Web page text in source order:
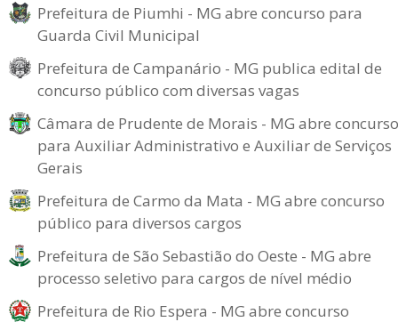
Prefeitura de Piumhi - MG abre concurso para
Guarda Civil Municipal
Prefeitura de Campanário - MG publica edital de
concurso público com diversas vagas
Câmara de Prudente de Morais - MG abre concurso
para Auxiliar Administrativo e Auxiliar de Serviços
Gerais
Prefeitura de Carmo da Mata - MG abre concurso
público para diversos cargos
Prefeitura de São Sebastião do Oeste - MG abre
processo seletivo para cargos de nível médio
Prefeitura de Rio Espera - MG abre concurso